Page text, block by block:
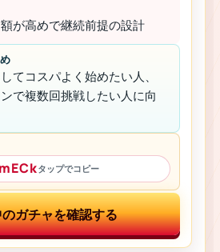
が高めで継続前提の設計
てコスパよく始めたい人、
で複数回挑戦したい人に向
タップでコピー
ガチャを確認する